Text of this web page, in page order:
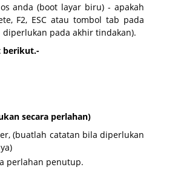
anda (boot layar biru) - apakah
F2, ESC atau tombol tab pada
pada akhir tindakan).
berikut.-
secara perlahan)
(buatlah catatan bila diperlukan
perlahan penutup.